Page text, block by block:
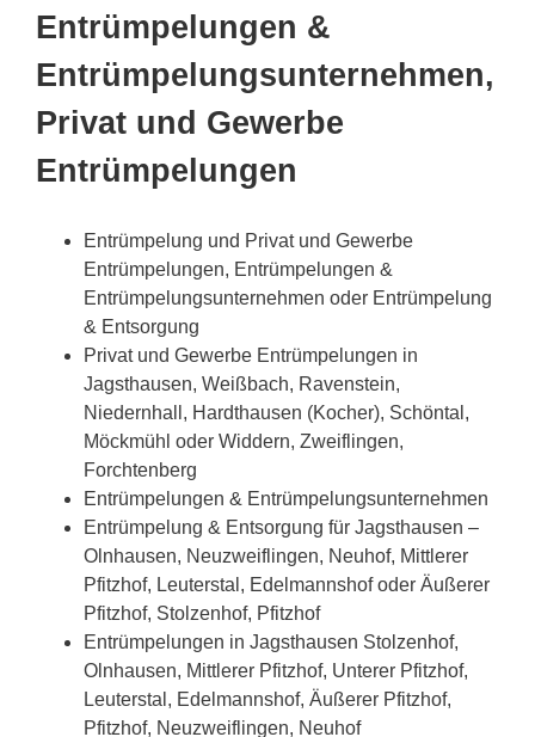
Entrümpelungen &
Entrümpelungsunternehmen,
Privat und Gewerbe
Entrümpelungen
Entrümpelung und Privat und Gewerbe
Entrümpelungen, Entrümpelungen &
Entrümpelungsunternehmen oder Entrümpelung
& Entsorgung
Privat und Gewerbe Entrümpelungen in
Jagsthausen, Weißbach, Ravenstein,
Niedernhall, Hardthausen (Kocher), Schöntal,
Möckmühl oder Widdern, Zweiflingen,
Forchtenberg
Entrümpelungen & Entrümpelungsunternehmen
Entrümpelung & Entsorgung für Jagsthausen –
Olnhausen, Neuzweiflingen, Neuhof, Mittlerer
Pfitzhof, Leuterstal, Edelmannshof oder Äußerer
Pfitzhof, Stolzenhof, Pfitzhof
Entrümpelungen in Jagsthausen Stolzenhof,
Olnhausen, Mittlerer Pfitzhof, Unterer Pfitzhof,
Leuterstal, Edelmannshof, Äußerer Pfitzhof,
Pfitzhof, Neuzweiflingen, Neuhof